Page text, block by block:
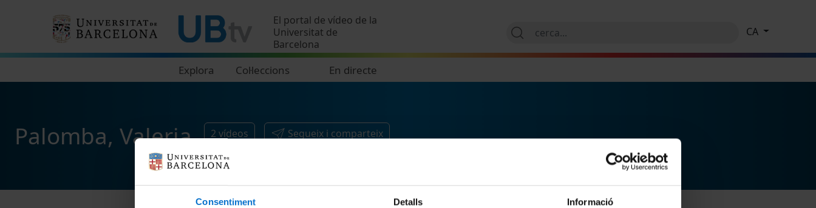
Consentiment Detalls Informació
El portal de vídeo de la
Universitat de
Barcelona
Explora Col·leccions En directe
CA
Palomba, Valeria 2 vídeos Segueix i comparteix